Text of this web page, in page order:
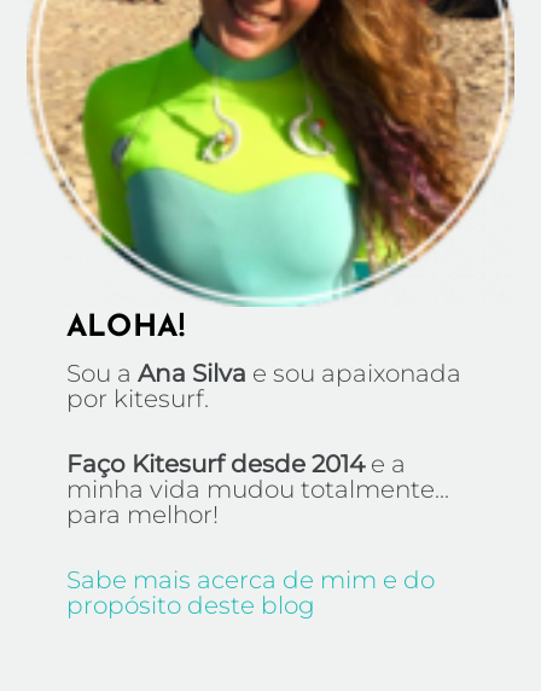
ALOHA!
Sou a Ana Silva e sou apaixonada
por kitesurf.
Faço Kitesurf desde 2014e a
minha vida mudou totalmente...
para melhor!
Sabe mais acerca de mim e do
propósito deste blog